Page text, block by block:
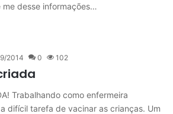
desse informações…
2014 0 102
Trabalhando como enfermeira
difícil tarefa de vacinar as crianças. Um